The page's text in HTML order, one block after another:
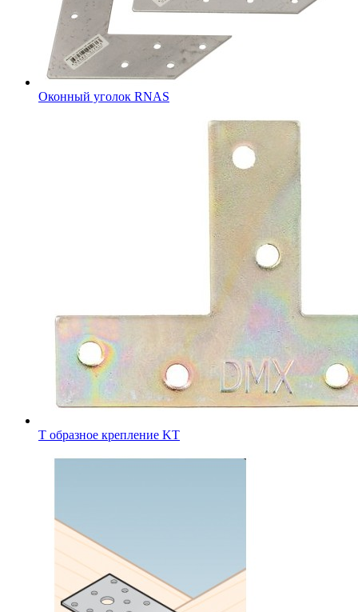
Оконный уголок RNAS
Т образное крепление KT